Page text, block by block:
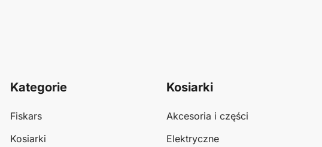
Kategorie
Fiskars
Kosiarki
Kosiarki
Akcesoria i części
Elektryczne